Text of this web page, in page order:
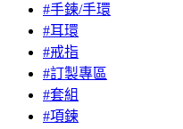
#手鍊/手環
#耳環
#戒指
#訂製專區
#套組
#項鍊